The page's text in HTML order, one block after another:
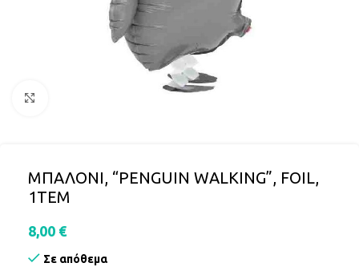
ΜΠΑΛΟΝΙ, “PENGUIN WALKING”, FOIL,
1ΤΕΜ
8,00 €
Σε απόθεμα